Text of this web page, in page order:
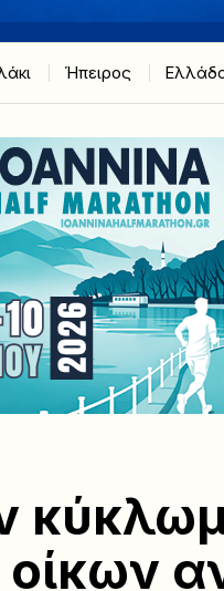
Ήπειρος